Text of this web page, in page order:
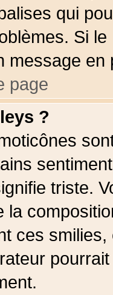
qui
Si
message
page
?
triste.
la
ces